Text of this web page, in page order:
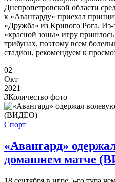
Днепропетровской области
к «Авангарду» приехал
«Дружба» из Кривого Рога.
«красной зоны» игру
трибунах, поэтому всем
стадион, рекомендуем к
02
Окт
2021
3Количество фото
Спорт
«Авангард»
домашнем матче